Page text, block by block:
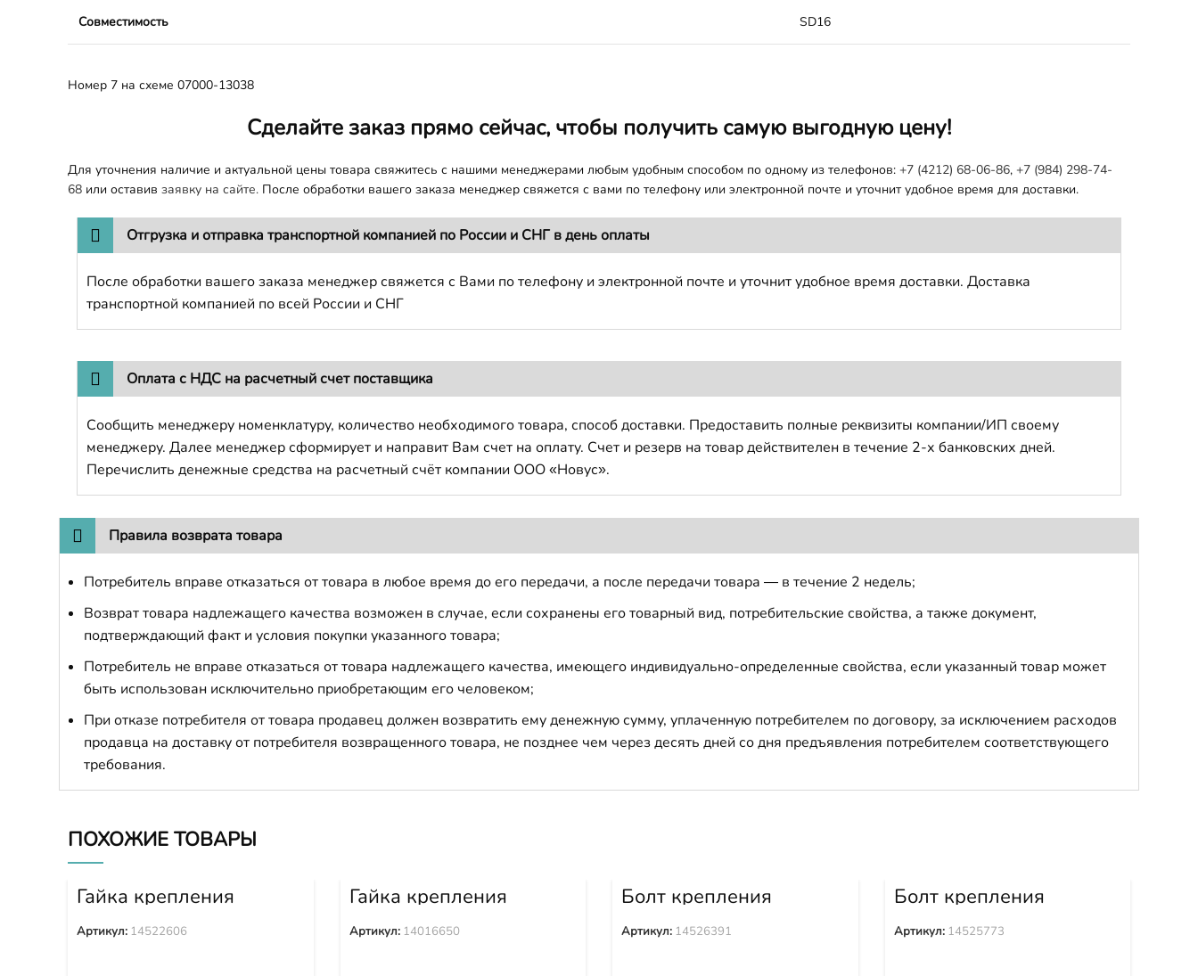
Совместимость SD16
Номер 7 на схеме 07000-13038
Сделайте заказ прямо сейчас, чтобы получить самую выгодную цену!
Для уточнения наличие и актуальной цены товара свяжитесь с нашими менеджерами любым удобным способом по одному из телефонов: +7 (4212) 68-06-86, +7 (984) 298-74-
68 или оставив заявку на сайте. После обработки вашего заказа менеджер свяжется с вами по телефону или электронной почте и уточнит удобное время для доставки.
Отгрузка и отправка транспортной компанией по России и СНГ в день оплаты
После обработки вашего заказа менеджер свяжется с Вами по телефону и электронной почте и уточнит удобное время доставки. Доставка
транспортной компанией по всей России и СНГ
Оплата с НДС на расчетный счет поставщика
Сообщить менеджеру номенклатуру, количество необходимого товара, способ доставки. Предоставить полные реквизиты компании/ИП своему
менеджеру. Далее менеджер сформирует и направит Вам счет на оплату. Счет и резерв на товар действителен в течение 2-х банковских дней.
Перечислить денежные средства на расчетный счёт компании ООО «Новус».
Правила возврата товара
Потребитель вправе отказаться от товара в любое время до его передачи, а после передачи товара — в течение 2 недель;
Возврат товара надлежащего качества возможен в случае, если сохранены его товарный вид, потребительские свойства, а также документ,
подтверждающий факт и условия покупки указанного товара;
Потребитель не вправе отказаться от товара надлежащего качества, имеющего индивидуально-определенные свойства, если указанный товар может
быть использован исключительно приобретающим его человеком;
При отказе потребителя от товара продавец должен возвратить ему денежную сумму, уплаченную потребителем по договору, за исключением расходов
продавца на доставку от потребителя возвращенного товара, не позднее чем через десять дней со дня предъявления потребителем соответствующего
требования.
ПОХОЖИЕ ТОВАРЫ
Гайка крепления
башмака 14522606
Артикул: 14522606
Гайка крепления
башмака 14016650
Артикул: 14016650
Болт крепления
башмака 14526391
Артикул: 14526391
Болт крепления
башмака 14525773
Артикул: 14525773